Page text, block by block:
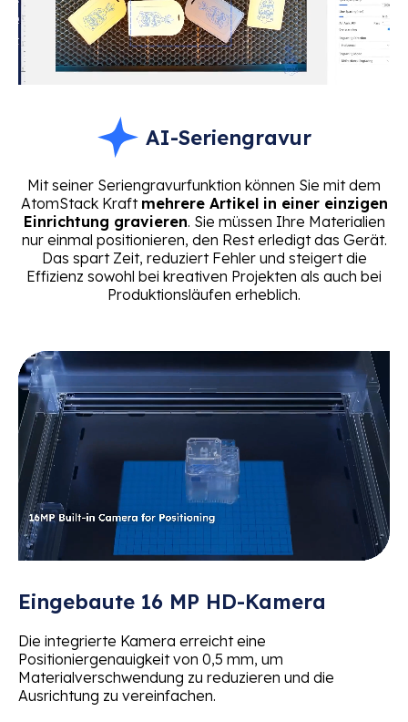
AI-Seriengravur
Mit seiner Seriengravurfunktion können Sie mit dem
AtomStack Kraft mehrere Artikel in einer einzigen
Einrichtung gravieren. Sie müssen Ihre Materialien
nur einmal positionieren, den Rest erledigt das Gerät.
Das spart Zeit, reduziert Fehler und steigert die
Effizienz sowohl bei kreativen Projekten als auch bei
Produktionsläufen erheblich.
Eingebaute 16 MP HD-Kamera
Die integrierte Kamera erreicht eine
Positioniergenauigkeit von 0,5 mm, um
Materialverschwendung zu reduzieren und die
Ausrichtung zu vereinfachen.